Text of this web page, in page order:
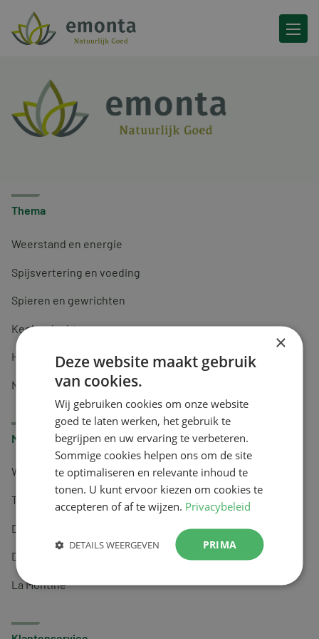
Ga naar de inhoud
Thema
Weerstand en energie
Spijsvertering en voeding
Spieren en gewrichten
Keel en luchtwegen
Huidverzorging
Nachtrust
Merken
Wapiti
Tai-Ginseng
Dermagíq
Draisma
La Montine
×
Deze website maakt gebruik
van cookies.
Wij gebruiken cookies om onze website
goed te laten werken, het gebruik te
begrijpen en uw ervaring te verbeteren.
Sommige cookies helpen ons om de site
te optimaliseren en relevante inhoud te
tonen. U kunt ervoor kiezen om cookies te
accepteren of af te wijzen. Privacybeleid
PRIMA
DETAILS WEERGEVEN